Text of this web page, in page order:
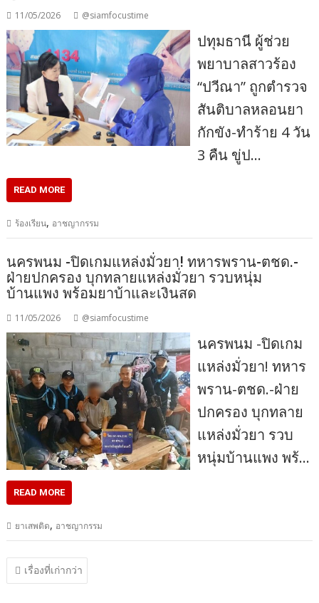
11/05/2026 @siamfocustime
ปทุมธานี ผู้ช่วย
พยาบาลสาวร้อง
“ปวีณา” ถูกตำรวจ
สันติบาลหลอนยา
กักขัง-ทำร้าย 4 วัน
3 คืน ขู่ป…
READ MORE
ร้องเรียน, อาชญากรรม
นครพนม -ปิดเกมแหล่งมั่วยา! ทหารพราน-ตชด.-
ฝ่ายปกครอง บุกทลายแหล่งมั่วยา รวบหนุ่ม
บ้านแพง พร้อมยาบ้าและเงินสด
11/05/2026 @siamfocustime
นครพนม -ปิดเกม
แหล่งมั่วยา! ทหาร
พราน-ตชด.-ฝ่าย
ปกครอง บุกทลาย
แหล่งมั่วยา รวบ
หนุ่มบ้านแพง พร้…
READ MORE
ยาเสพติด, อาชญากรรม
แนะแนว
เรื่อง
เรื่องที่เก่ากว่า